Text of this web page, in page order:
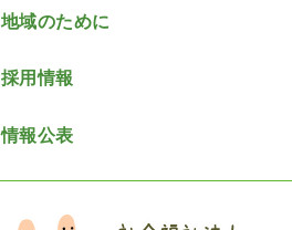
地域のために
採用情報
情報公表